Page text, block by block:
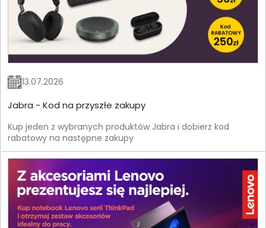
13.07.2026
Jabra - Kod na przyszłe zakupy
Kup jeden z wybranych produktów Jabra i dobierz kod
rabatowy na następne zakupy